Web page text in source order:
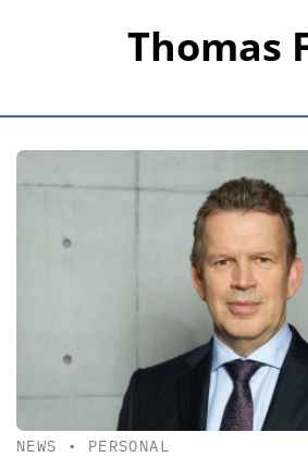
Thomas
NEWS • PERSONAL